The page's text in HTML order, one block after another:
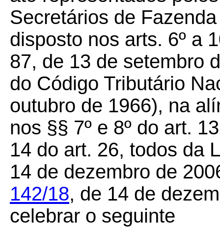
Secretários de
disposto nos arts. 6º a
87, de 13 de setembro
do Código Tributário
outubro de 1966), na
nos §§ 7º e 8º do art.
14 do art. 26, todos da
14 de dezembro de
142/18, de 14 de
celebrar o seguinte